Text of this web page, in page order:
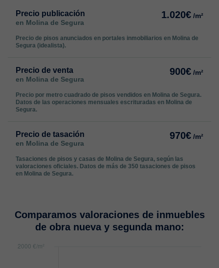
Precio publicación
en Molina de Segura
1.020€ /m²
Precio de pisos anunciados en portales inmobiliarios en Molina de
Segura (idealista).
Precio de venta
en Molina de Segura
900€ /m²
Precio por metro cuadrado de pisos vendidos en Molina de Segura.
Datos de las operaciones mensuales escrituradas en Molina de
Segura.
Precio de tasación
en Molina de Segura
970€ /m²
Tasaciones de pisos y casas de Molina de Segura, según las
valoraciones oficiales. Datos de más de 350 tasaciones de pisos
en Molina de Segura.
Comparamos valoraciones de inmuebles
de obra nueva y segunda mano: